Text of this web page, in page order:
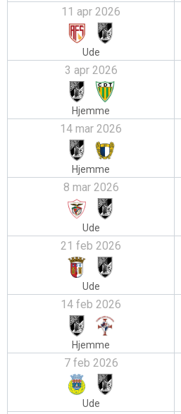
11 apr 2026
Ude
3 apr 2026
Hjemme
14 mar 2026
Hjemme
8 mar 2026
Ude
21 feb 2026
Ude
14 feb 2026
Hjemme
7 feb 2026
Ude